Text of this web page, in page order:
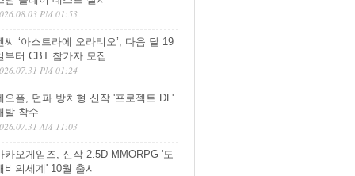
PM 01:53
씨 ‘아스트라에 오라티오’, 다음 달 19
부터 CBT 참가자 모집
PM 01:24
오플, 던파 방치형 신작 '프로젝트 DL'
발 착수
AM 11:03
카오게임즈, 신작 2.5D MMORPG '도
비의세계' 10월 출시